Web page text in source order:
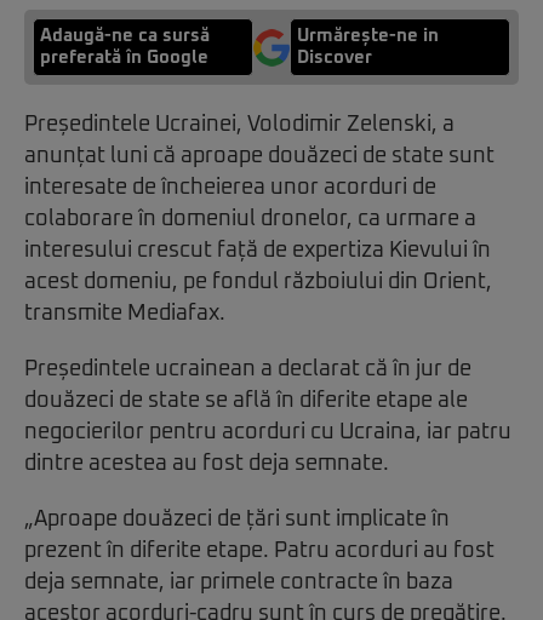
Adaugă-ne ca sursă
preferată în Google
Urmărește-ne in
Discover
Președintele Ucrainei, Volodimir Zelenski, a
anunțat luni că aproape douăzeci de state sunt
interesate de încheierea unor acorduri de
colaborare în domeniul dronelor, ca urmare a
interesului crescut față de expertiza Kievului în
acest domeniu, pe fondul războiului din Orient,
transmite Mediafax.
Președintele ucrainean a declarat că în jur de
douăzeci de state se află în diferite etape ale
negocierilor pentru acorduri cu Ucraina, iar patru
dintre acestea au fost deja semnate.
„Aproape douăzeci de țări sunt implicate în
prezent în diferite etape. Patru acorduri au fost
deja semnate, iar primele contracte în baza
acestor acorduri-cadru sunt în curs de pregătire.